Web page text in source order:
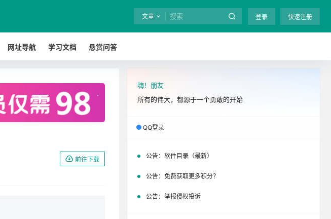
文章 登录 快速注册
网址导航 学习文档 悬赏问答
. 全站终身免费下载！ 立即开通
前往下载
嗨！朋友
所有的伟大，都源于一个勇敢的开始
QQ登录
公告： 软件目录（最新）
公告： 免费获取更多积分？
公告： 举报侵权投诉